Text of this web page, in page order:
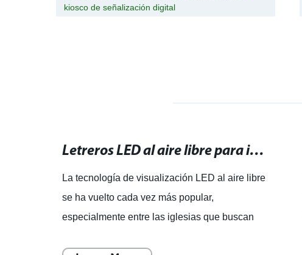
kiosco de señalización digital
Letreros LED al aire libre para iglesias: una poderosa herramienta de comunicación digital.
La tecnología de visualización LED al aire libre
se ha vuelto cada vez más popular,
especialmente entre las iglesias que buscan